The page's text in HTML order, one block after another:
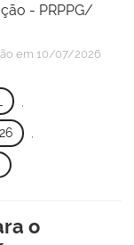
- PRPPG/
em 10/07/2026
,
o